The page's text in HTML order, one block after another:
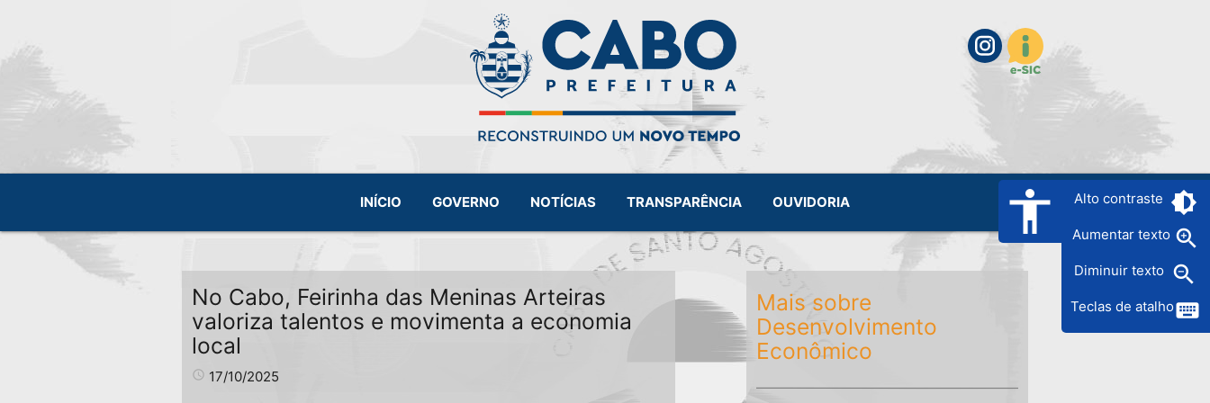
accessibility Alto contraste brightness_6
Aumentar texto zoom_in
Diminuir texto zoom_out
Teclas de atalhokeyboard
INÍCIO GOVERNO NOTÍCIAS TRANSPARÊNCIA OUVIDORIA
No Cabo, Feirinha das Meninas Arteiras
valoriza talentos e movimenta a economia
local
access_time 17/10/2025
Mais sobre
Desenvolvimento
Econômico